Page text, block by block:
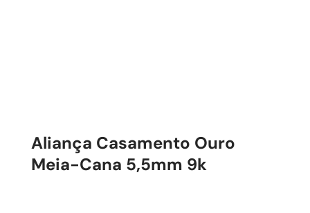
Aliança Casamento Ouro
Meia-Cana 5,5mm 9k